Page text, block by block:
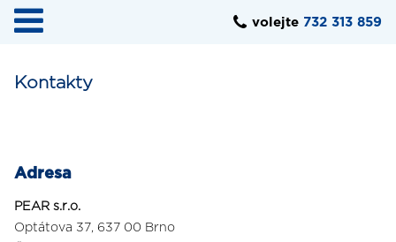
volejte 732 313 859
Kontakty
Adresa
PEAR s.r.o.
Optátova 37, 637 00 Brno